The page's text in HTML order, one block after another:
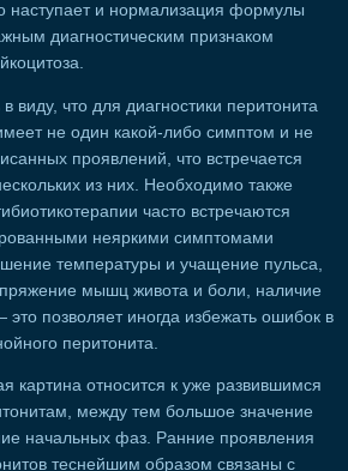
наступает и нормализация формулы
диагностическим признаком
виду, что для диагностики перитонита
не один какой-либо симптом и не
проявлений, что встречается
из них. Необходимо также
часто встречаются
неяркими симптомами
температуры и учащение пульса,
мышц живота и боли, наличие
это позволяет иногда избежать ошибок в
перитонита.
картина относится к уже развившимся
между тем большое значение
начальных фаз. Ранние проявления
теснейшим образом связаны с